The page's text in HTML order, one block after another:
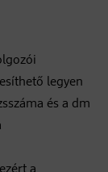
legyen
és a dm